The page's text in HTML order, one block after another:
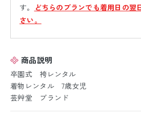
す。
どちらのプランでも着用日の翌
さい。
商品説明
卒園式 袴レンタル
着物レンタル 7歳女児
芸艸堂 ブランド